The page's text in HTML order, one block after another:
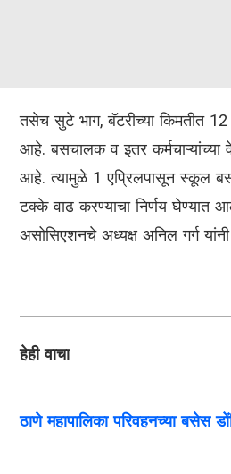
तसेच सुटे भाग, बॅटरीच्या किमतीत
आहे. बसचालक व इतर कर्मचाऱ्यांच्या
आहे. त्यामुळे 1 एप्रिलपासून स्कूल
टक्के वाढ करण्याचा निर्णय घेण्यात
असोसिएशनचे अध्यक्ष अनिल गर्ग
हेही वाचा
ठाणे महापालिका परिवहनच्या बसेस